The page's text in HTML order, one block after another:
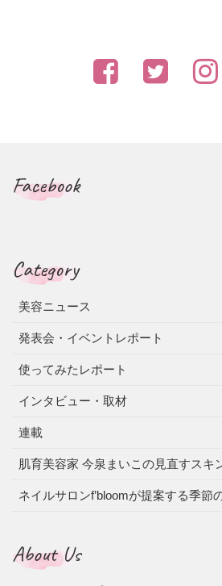
Facebook
Category
美容ニュース
発表会・イベントレポート
使ってみたレポート
インタビュー・取材
連載
肌育美容家 今泉まいこの見直すスキ
ネイルサロンf’bloomが提案する季節
About Us